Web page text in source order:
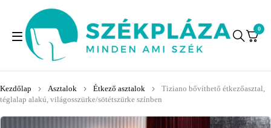
0
Kezdőlap Asztalok Étkező asztalok
Tiziano bővíthető étkezőasztal,
téglalap alakú, világosszürke/sötétszürke színben